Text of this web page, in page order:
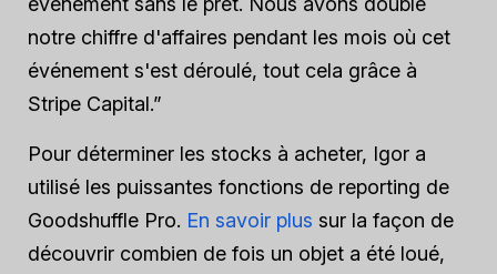
notre chiffre d'affaires pendant les mois où cet
événement s'est déroulé, tout cela grâce à
Stripe Capital.”
Pour déterminer les stocks à acheter, Igor a
utilisé les puissantes fonctions de reporting de
Goodshuffle Pro. En savoir plus sur la façon de
découvrir combien de fois un objet a été loué,